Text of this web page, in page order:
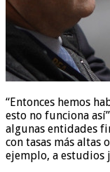
“Entonces hemos
esto no funciona
algunas entidades
con tasas más altas
ejemplo, a estudios